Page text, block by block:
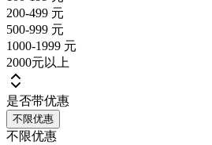
200-499 元
500-999 元
1000-1999 元
2000元以上
是否带优惠
不限优惠
不限优惠